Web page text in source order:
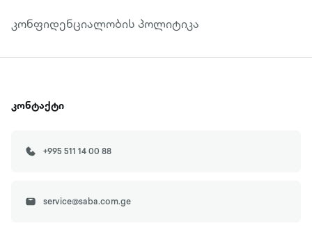
კონფიდენციალობის პოლიტიკა
კონტაქტი
+995 511 14 00 88
service@saba.com.ge